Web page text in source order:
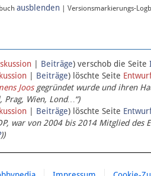
ausblenden | Versionsmarkierungs-
| Beiträge) verschob die Seite
| Beiträge) löschte Seite
Joosgegründet wurde und ihren
Wien, Lond…“)
| Beiträge) löschte Seite
war von 2004 bis 2014 Mitglied
))